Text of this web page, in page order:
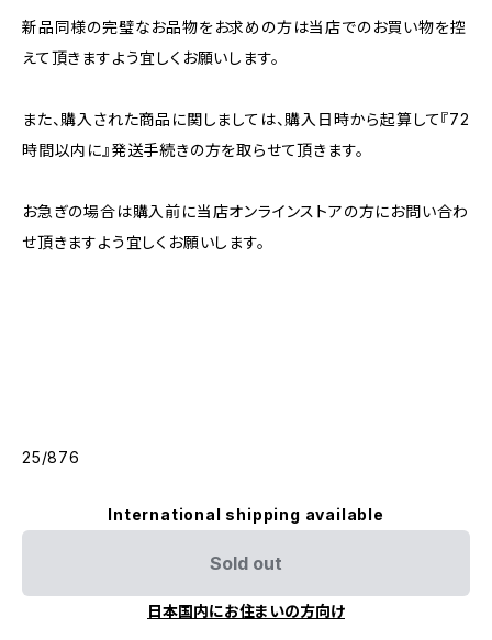
新品同様の完璧なお品物をお求めの方は当店でのお買い物を控
えて頂きますよう宜しくお願いします。
また、購入された商品に関しましては、購入日時から起算して『72
時間以内に』発送手続きの方を取らせて頂きます。
お急ぎの場合は購入前に当店オンラインストアの方にお問い合わ
せ頂きますよう宜しくお願いします。
25/876
International shipping available
Sold out
日本国内にお住まいの方向け